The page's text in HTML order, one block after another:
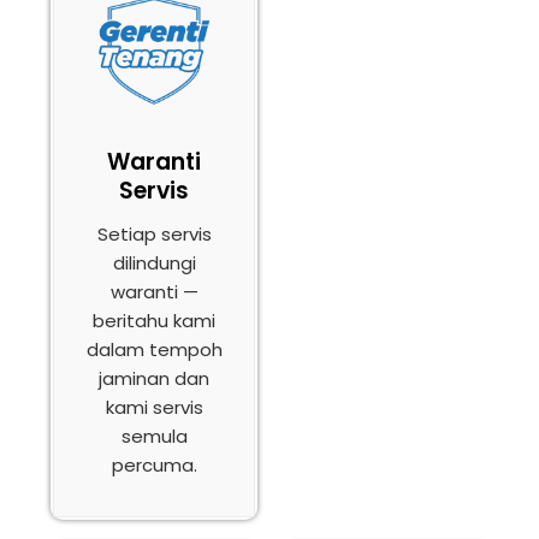
Waranti
Servis
Setiap servis
dilindungi
waranti —
beritahu kami
dalam tempoh
jaminan dan
kami servis
semula
percuma.